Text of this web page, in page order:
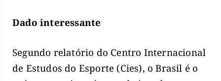
Dado interessante
Segundo relatório do Centro Internacional
de Estudos do Esporte (Cies), o Brasil é o